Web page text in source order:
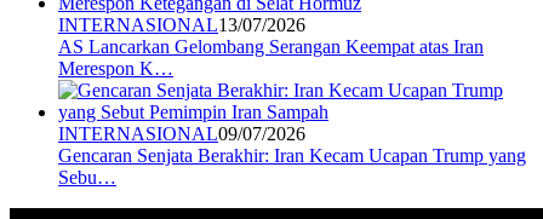
INTERNASIONAL13/07/2026
AS Lancarkan Gelombang Serangan Keempat atas Iran
Merespon K…
INTERNASIONAL09/07/2026
Gencaran Senjata Berakhir: Iran Kecam Ucapan Trump yang
Sebu…